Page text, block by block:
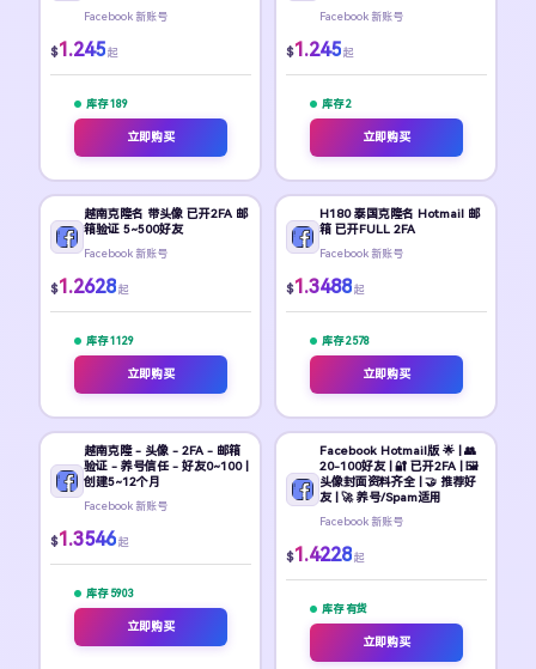
Facebook 新账号
$1.245 起
库存 189
立即购买
Facebook 新账号
$1.245 起
库存 2
立即购买
越南克隆名 带头像 已开2FA 邮
箱验证 5~500好友
Facebook 新账号
$1.2628 起
库存 1129
立即购买
H180 泰国克隆名 Hotmail 邮
箱 已开FULL 2FA
Facebook 新账号
$1.3488 起
库存 2578
立即购买
越南克隆 - 头像 - 2FA - 邮箱
验证 - 养号信任 - 好友0~100 |
创建5~12个月
Facebook 新账号
$1.3546 起
库存 5903
立即购买
Facebook Hotmail版 🌟 | 👥
20-100好友 | 🔐 已开2FA | 🖼️
头像封面资料齐全 | 🤝 推荐好
友 | 🚀 养号/Spam适用
Facebook 新账号
$1.4228 起
库存 有货
立即购买